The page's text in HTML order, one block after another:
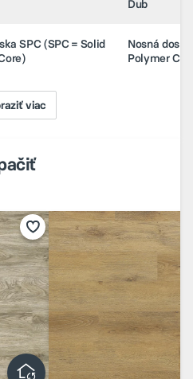
Dub
SPC (SPC = Solid
Nosná
Polymer
SPC (SPC = Solid
Nosná
viac